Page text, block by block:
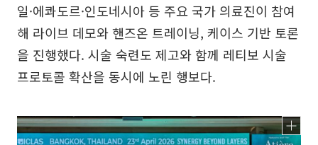
일·에콰도르·인도네시아 등 주요 국가 의료진이 참여
해 라이브 데모와 핸즈온 트레이닝, 케이스 기반 토론
을 진행했다. 시술 숙련도 제고와 함께 레티보 시술
프로토콜 확산을 동시에 노린 행보다.